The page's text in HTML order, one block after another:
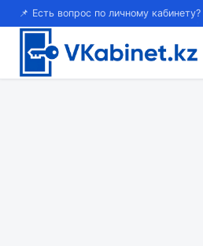
📌 Есть вопрос по личному кабинету?